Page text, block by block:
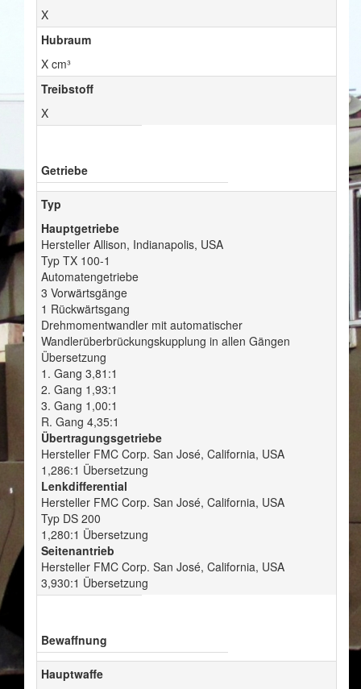
X
Hubraum
X cm³
Treibstoff
X
Getriebe
Typ
Hauptgetriebe
Hersteller Allison, Indianapolis, USA
Typ TX 100-1
Automatengetriebe
3 Vorwärtsgänge
1 Rückwärtsgang
Drehmomentwandler mit automatischer
Wandlerüberbrückungskupplung in allen Gängen
Übersetzung
1. Gang 3,81:1
2. Gang 1,93:1
3. Gang 1,00:1
R. Gang 4,35:1
Übertragungsgetriebe
Hersteller FMC Corp. San José, California, USA
1,286:1 Übersetzung
Lenkdifferential
Hersteller FMC Corp. San José, California, USA
Typ DS 200
1,280:1 Übersetzung
Seitenantrieb
Hersteller FMC Corp. San José, California, USA
3,930:1 Übersetzung
Bewaffnung
Hauptwaffe